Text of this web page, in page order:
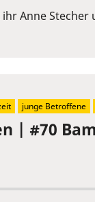
Anne Stecher
| #70
junge Betroffene